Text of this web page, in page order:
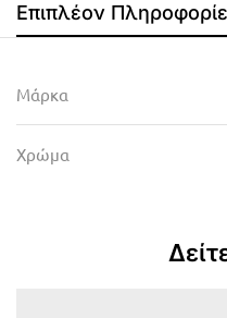
Επιπλέον
Μάρκα
Χρώμα